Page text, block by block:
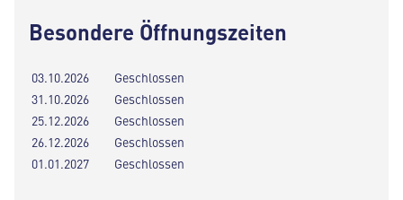
Besondere Öffnungszeiten
03.10.2026
Geschlossen
31.10.2026
Geschlossen
25.12.2026
Geschlossen
26.12.2026
Geschlossen
01.01.2027
Geschlossen